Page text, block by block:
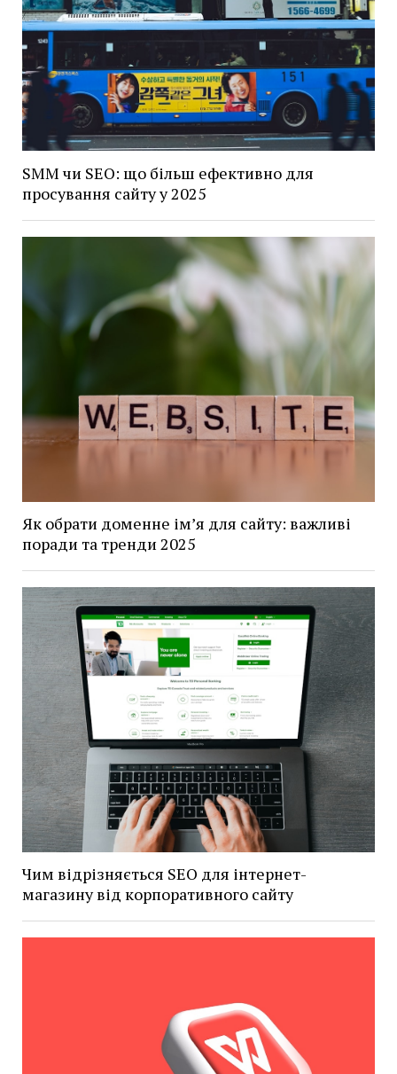
SMM чи SEO: що більш ефективно для
просування сайту у 2025
Як обрати доменне ім’я для сайту: важливі
поради та тренди 2025
Чим відрізняється SEO для інтернет-
магазину від корпоративного сайту